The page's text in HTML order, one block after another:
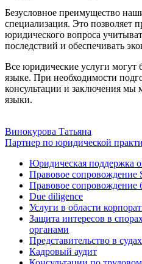
Безусловное преимущество
специализация. Это позволяет
юридического вопроса
последствий и обеспечивать
Все юридические услуги могут
языке. При необходимости
консультации и заключения мы
языки.
Винокурова Татьяна
Партнер по юридической
Юридическая поддержка
Правовое сопровождение
Правовое сопровождение
Due diligence
Услуги в области
Защита интересов в
органами
Представительство в судах
Кадровый аудит